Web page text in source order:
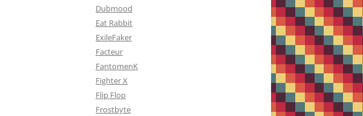
Dubmood
Eat Rabbit
ExileFaker
Facteur
FantomenK
Fighter X
Flip Flop
Frostbyte